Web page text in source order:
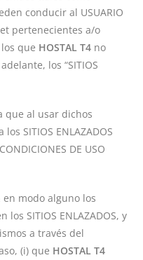
conducir al USUARIO
pertenecientes a/o
que HOSTAL T4 no
los “SITIOS
que al usar dichos
SITIOS ENLAZADOS
DE USO
modo alguno los
SITIOS ENLAZADOS, y
a través del
(i) que HOSTAL T4